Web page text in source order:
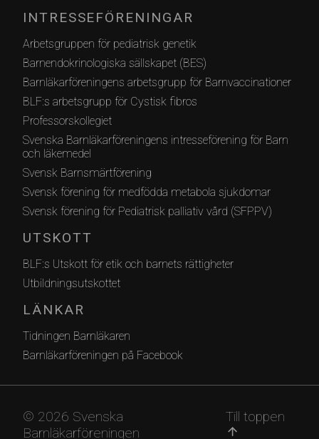
INTRESSEFÖRENINGAR
Arbetsgruppen för pediatrisk genetik
Barnendokrinologiska sällskapet (BES)
Barnläkarföreningens arbetsgrupp för Barnvaccinationer
BLF:s arbetsgrupp för Cystisk fibros
Professorskollegiet
Svenska Barnläkarföreningens intresseförening för Barn
och läkemedel
Svensk Barnsmärtförening
Svensk förening för medfödda metabola sjukdomar
Svensk förening för Pediatrisk palliativ vård (SFPPV)
UTSKOTT
BLF:s Utskott för etik och barnets rättigheter
Utbildningsutskottet
LÄNKAR
Tidningen Barnläkaren
Barnläkarföreningen på Facebook
© 2026 Svenska
Barnläkarföreningen
Till toppen
arrow_upward